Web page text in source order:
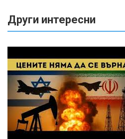
Други интересни